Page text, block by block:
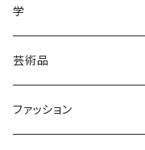
加工品
ジュース
ジュース
野菜
果物
野菜
ヘアケア
化粧品
学
芸術品
皿
ファッション